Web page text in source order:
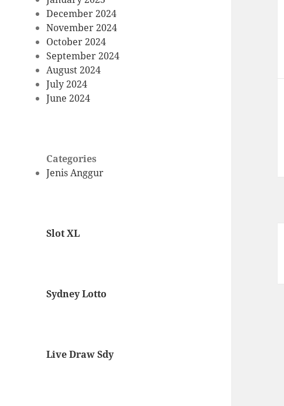
December 2024
November 2024
October 2024
September 2024
August 2024
July 2024
June 2024
Categories
Jenis Anggur
Slot XL
Sydney Lotto
Live Draw Sdy